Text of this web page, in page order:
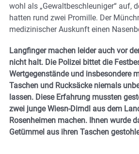
wohl als „Gewaltbeschleuniger“ auf,
hatten rund zwei Promille. Der
medizinischer Auskunft einen
Langfinger machen leider auch vor
nicht halt. Die Polizei bittet die
Wertgegenstände und insbesondere
Taschen und Rucksäcke niemals
lassen. Diese Erfahrung mussten
zwei junge Wiesn-Dirndl aus dem
Rosenheimen machen. Ihnen wurde
Getümmel aus ihren Taschen